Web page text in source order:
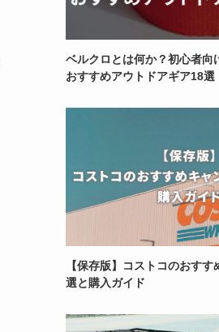
ベルクロとは何か？初心者向
おすすめアウトドアギア18選
【保存版】コストコのおす
選と購入ガイド